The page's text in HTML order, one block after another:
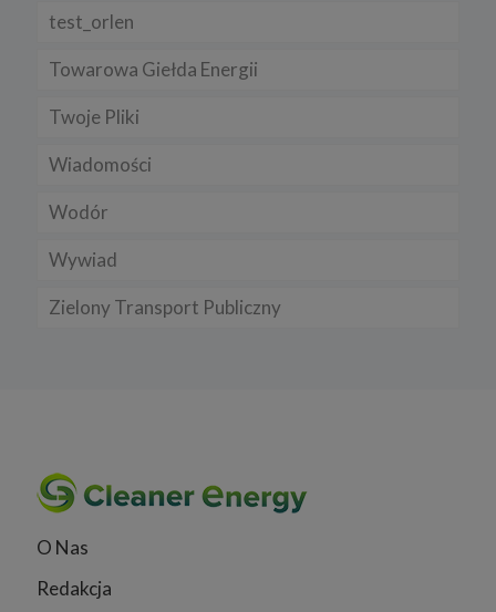
test_orlen
Towarowa Giełda Energii
Twoje Pliki
Wiadomości
Wodór
Wywiad
Zielony Transport Publiczny
O Nas
Redakcja